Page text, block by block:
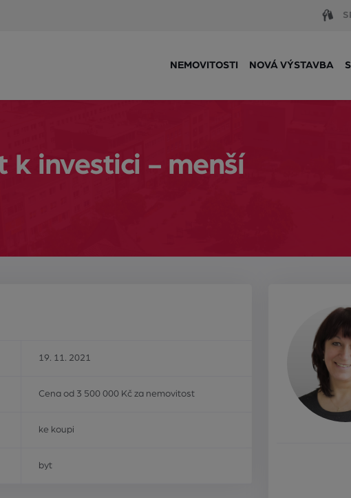
NEMOVITOSTI NOVÁ VÝSTAVBA
k investici - menší
19. 11. 2021
Cena od 3 500 000 Kč za nemovitost
ke koupi
byt